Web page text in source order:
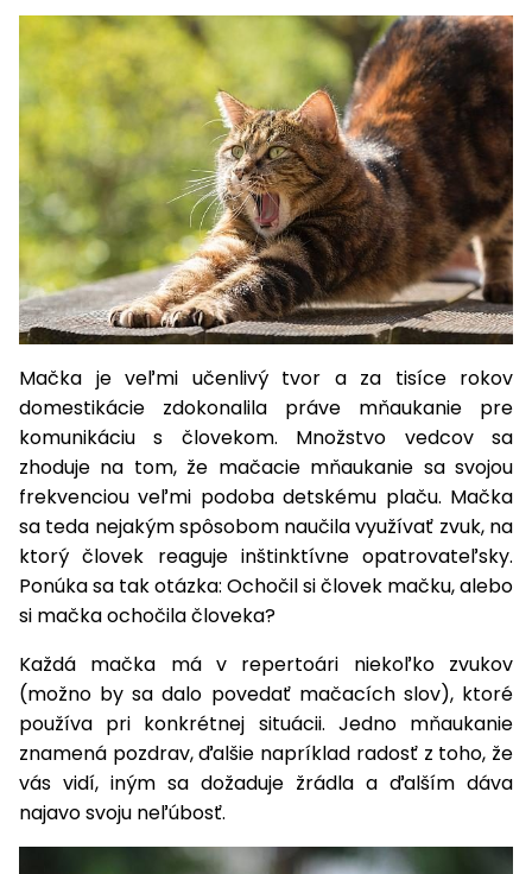
Náhradné
Vidly
Štiepačky
dreva
Drviče
vetiev
Špalíkovače
Fukáre a
vysávače
na lístie
Záhradné
vozíky
Fúriky
Rozmetadlá
a posypové
vozíky
Čerpadlá
a
Vysokotlakové
umývačky
Zametacie
stroje
boxy
rastlín
Záhradné
koše
Krhly
obrubníky
Tieniace
Odpudzovače
a pasce
Príslušenstvo
stoly
Vibračné
dosky
Transportéry
Rezačky
na
betón
Meracie
prístroje
Nabíjačky
autobatérií
Vykurovanie
Navijaky
Bagre
Seniorské
vozíky
Doplnky
Mačka je veľmi učenlivý tvor a za tisíce rokov
domestikácie zdokonalila práve mňaukanie pre
komunikáciu s človekom. Množstvo vedcov sa
zhoduje na tom, že mačacie mňaukanie sa svojou
frekvenciou veľmi podoba detskému plaču. Mačka
sa teda nejakým spôsobom naučila využívať zvuk, na
ktorý človek reaguje inštinktívne opatrovateľsky.
Ponúka sa tak otázka: Ochočil si človek mačku, alebo
si mačka ochočila človeka?
Každá mačka má v repertoári niekoľko zvukov
(možno by sa dalo povedať mačacích slov), ktoré
používa pri konkrétnej situácii. Jedno mňaukanie
znamená pozdrav, ďalšie napríklad radosť z toho, že
vás vidí, iným sa dožaduje žrádla a ďalším dáva
najavo svoju neľúbosť.